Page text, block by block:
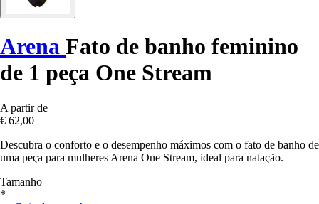
Arena Fato de banho feminino
de 1 peça One Stream
A partir de
€ 62,00
Descubra o conforto e o desempenho máximos com o fato de banho de
uma peça para mulheres Arena One Stream, ideal para natação.
Tamanho
*